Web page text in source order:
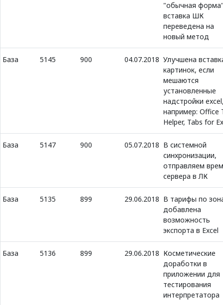
"обычная
вставка ШК
переведена на
новый метод
База 5145 900 04.07.2018 Улучшена
картинок, если
мешаются
установленные
надстройки
например: Office
Helper, Tabs for
База 5147 900 05.07.2018 В системной
синхронизации,
отправляем
сервера в ЛК
База 5135 899 29.06.2018 В тарифы по
добавлена
возможность
экспорта в Excel
База 5136 899 29.06.2018 Косметические
доработки в
приложении для
тестирования
интерпретатора